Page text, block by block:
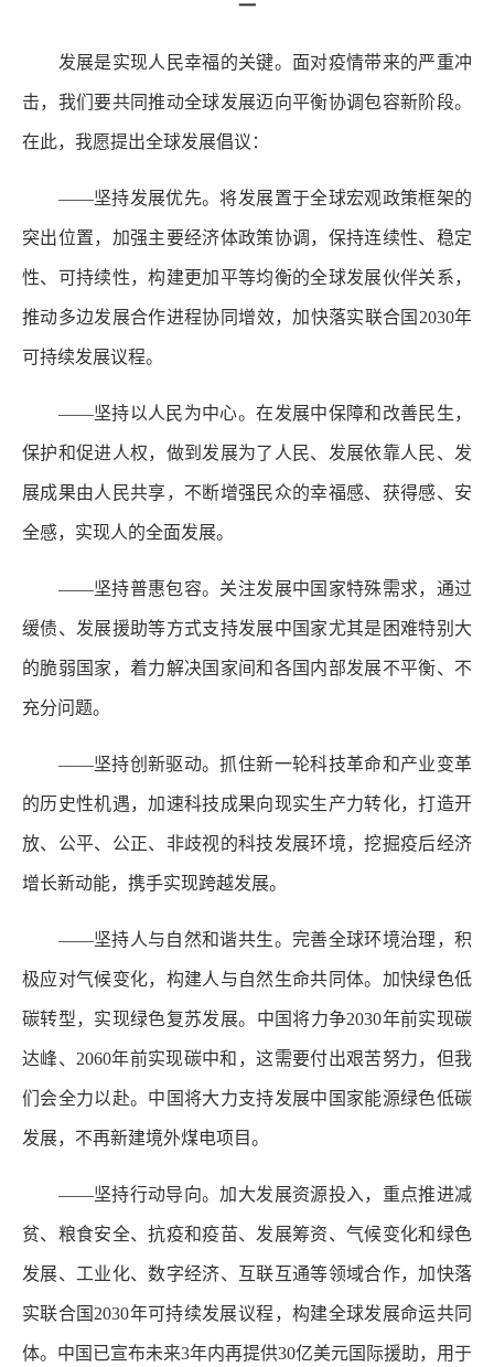
一
发展是实现人民幸福的关键。面对疫情带来的严重冲
击，我们要共同推动全球发展迈向平衡协调包容新阶段。
在此，我愿提出全球发展倡议：
——坚持发展优先。将发展置于全球宏观政策框架的
突出位置，加强主要经济体政策协调，保持连续性、稳定
性、可持续性，构建更加平等均衡的全球发展伙伴关系，
推动多边发展合作进程协同增效，加快落实联合国2030年
可持续发展议程。
——坚持以人民为中心。在发展中保障和改善民生，
保护和促进人权，做到发展为了人民、发展依靠人民、发
展成果由人民共享，不断增强民众的幸福感、获得感、安
全感，实现人的全面发展。
——坚持普惠包容。关注发展中国家特殊需求，通过
缓债、发展援助等方式支持发展中国家尤其是困难特别大
的脆弱国家，着力解决国家间和各国内部发展不平衡、不
充分问题。
——坚持创新驱动。抓住新一轮科技革命和产业变革
的历史性机遇，加速科技成果向现实生产力转化，打造开
放、公平、公正、非歧视的科技发展环境，挖掘疫后经济
增长新动能，携手实现跨越发展。
——坚持人与自然和谐共生。完善全球环境治理，积
极应对气候变化，构建人与自然生命共同体。加快绿色低
碳转型，实现绿色复苏发展。中国将力争2030年前实现碳
达峰、2060年前实现碳中和，这需要付出艰苦努力，但我
们会全力以赴。中国将大力支持发展中国家能源绿色低碳
发展，不再新建境外煤电项目。
——坚持行动导向。加大发展资源投入，重点推进减
贫、粮食安全、抗疫和疫苗、发展筹资、气候变化和绿色
发展、工业化、数字经济、互联互通等领域合作，加快落
实联合国2030年可持续发展议程，构建全球发展命运共同
体。中国已宣布未来3年内再提供30亿美元国际援助，用于